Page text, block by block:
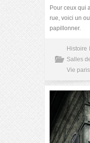
Pour ceux qui
rue, voici un
papillonner.
Histoire
Salles
Vie